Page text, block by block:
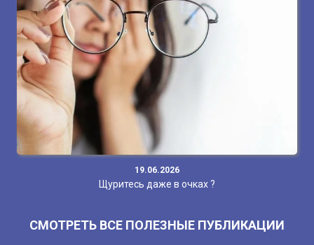
19.06.2026
Щуритесь даже в очках ?
СМОТРЕТЬ ВСЕ ПОЛЕЗНЫЕ ПУБЛИКАЦИИ